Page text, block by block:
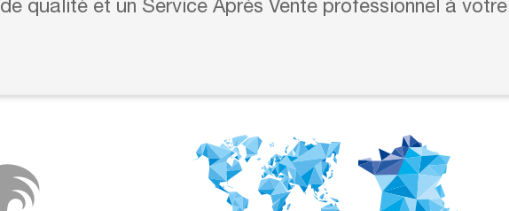
de qualité et un Service Après Vente professionnel à